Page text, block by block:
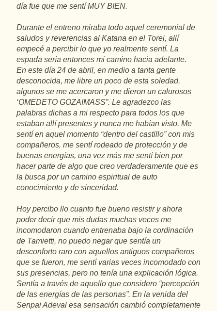
día fue que me sentí MUY BIEN.
Durante el entreno miraba todo aquel ceremonial de
saludos y reverencias al Katana en el Torei, allí
empecé a percibir lo que yo realmente sentí. La
espada sería entonces mi camino hacia adelante.
En este día 24 de abril, en medio a tanta gente
desconocida, me libre un poco de esta soledad,
algunos se me acercaron y me dieron un calurosos
‘OMEDETO GOZAIMASS”. Le agradezco las
palabras dichas a mi respecto para todos los que
estaban allí presentes y nunca me habían visto. Me
sentí en aquel momento “dentro del castillo” con mis
compañeros, me sentí rodeado de protección y de
buenas energías, una vez más me sentí bien por
hacer parte de algo que creo verdaderamente que es
la busca por un camino espiritual de auto
conocimiento y de sinceridad.
Hoy percibo llo cuanto fue bueno resistir y ahora
poder decir que mis dudas muchas veces me
incomodaron cuando entrenaba bajo la cordinación
de Tamietti, no puedo negar que sentía un
desconforto raro con aquellos antiguos compañeros
que se fueron, me sentí varias veces incomodado con
sus presencias, pero no tenía una explicación lógica.
Sentía a través de aquello que considero “percepción
de las energías de las personas”. En la venida del
Senpai Adeval esa sensación cambió completamente